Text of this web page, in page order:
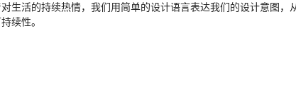
生活的持续热情，我们用简单的设计语言表达我们的设计意图
续性。